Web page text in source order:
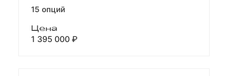
15 опций
Цена
1 395 000 ₽